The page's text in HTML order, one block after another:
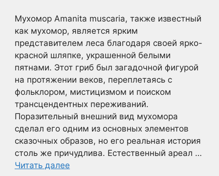
Мухомор Amanita muscaria, также известный
как мухомор, является ярким
представителем леса благодаря своей ярко-
красной шляпке, украшенной белыми
пятнами. Этот гриб был загадочной фигурой
на протяжении веков, переплетаясь с
фольклором, мистицизмом и поиском
трансцендентных переживаний.
Поразительный внешний вид мухомора
сделал его одним из основных элементов
сказочных образов, но его реальная история
столь же причудлива. Естественный ареал …
Читать далее